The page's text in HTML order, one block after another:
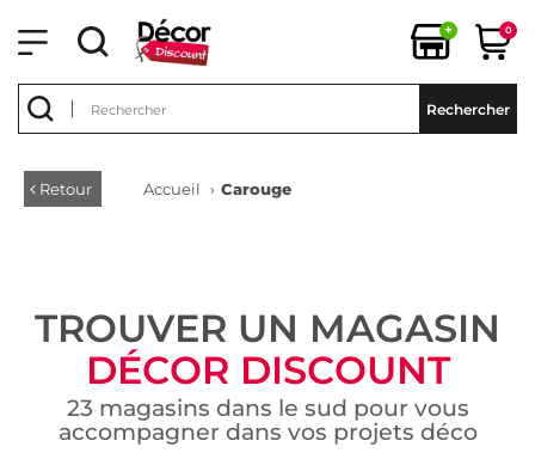
+ 0
Rechercher
Retour Accueil › Carouge
TROUVER UN MAGASIN
DÉCOR DISCOUNT
23 magasins dans le sud pour vous
accompagner dans vos projets déco